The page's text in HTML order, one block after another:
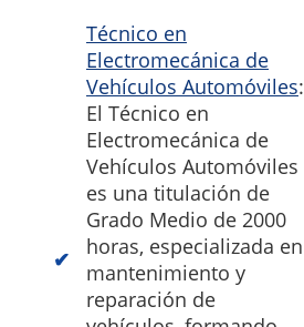
Técnico en
Electromecánica de
Vehículos Automóviles:
El Técnico en
Electromecánica de
Vehículos Automóviles
es una titulación de
Grado Medio de 2000
horas, especializada en
mantenimiento y
reparación de